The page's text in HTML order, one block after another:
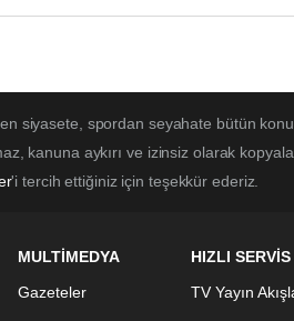
siyasete, spordan seyahate bütün
kanuna aykırı ve izinsiz olarak
'i tercih ettiğiniz için teşekkür ederiz.
MULTİMEDYA
Gazeteler
HIZLI SERVİS
TV Yayın